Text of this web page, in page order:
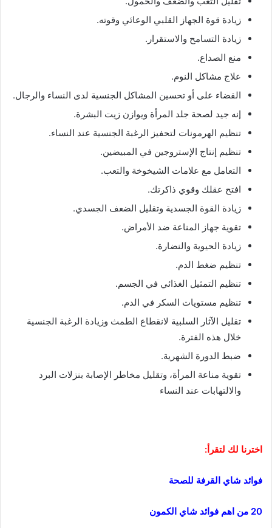
زيادة قوة الجهاز القلبي الوعائي وقوته.
زيادة التسامح والاستقرار.
منع الصداع.
علاج مشاكل النوم.
القضاء على أو تحسين المشاكل الجنسية لدى النساء والرجال.
إنه جيد لصحة جلد المرأة ويوازن زيت البشرة.
تنظيم الهرمونات لتحفيز الرغبة الجنسية عند النساء.
تنظيم إنتاج الإستروجين في المبيضين.
التعامل مع علامات الشيخوخة والتعب.
افتح عقلك وقوي ذاكرتك.
زيادة القوة الجسدية وتقليل الضعف الجسدي.
تقوية جهاز المناعة ضد الأمراض.
زيادة الحيوية والنضارة.
تنظيم ضغط الدم.
تنظيم التمثيل الغذائي في الجسم.
تنظيم مستويات السكر في الدم.
تقليل الآثار السلبية لانقطاع الطمث وزيادة الرغبة الجنسية
خلال هذه الفترة.
ضبط الدورة الشهرية.
تقوية مناعة المرأة، وتقليل مخاطر الإصابة بنزلات البرد
والالتهابات عند النساء
اخترنا لك لتقرأ:
فوائد شاي القرفة للصحة
20 من اهم فوائد شاي الكمون